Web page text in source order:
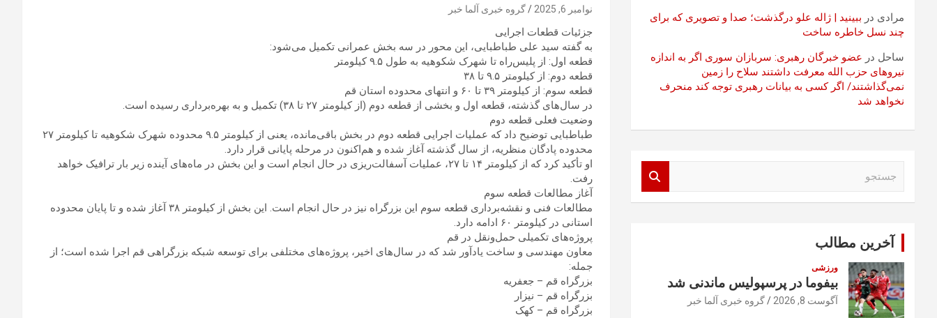
نوامبر 6, 2025 گروه خبری آلما خبر
جزئیات قطعات اجرایی
به گفته سید علی طباطبایی، این محور در سه بخش عمرانی تکمیل می‌شود:
قطعه اول: از پلیس‌راه تا شهرک شکوهیه به طول ۹.۵ کیلومتر
قطعه دوم: از کیلومتر ۹.۵ تا ۳۸
قطعه سوم: از کیلومتر ۳۹ تا ۶۰ و انتهای محدوده استان قم
در سال‌های گذشته، قطعه اول و بخشی از قطعه دوم (از کیلومتر ۲۷ تا ۳۸) تکمیل و به بهره‌برداری رسیده است.
وضعیت فعلی قطعه دوم
طباطبایی توضیح داد که عملیات اجرایی قطعه دوم در بخش باقی‌مانده، یعنی از کیلومتر ۹.۵ محدوده شهرک شکوهیه تا کیلومتر ۲۷
محدوده پادگان منظریه، از سال گذشته آغاز شده و هم‌اکنون در مرحله پایانی قرار دارد.
او تأکید کرد که از کیلومتر ۱۴ تا ۲۷، عملیات آسفالت‌ریزی در حال انجام است و این بخش در ماه‌های آینده زیر بار ترافیک خواهد
رفت.
آغاز مطالعات قطعه سوم
مطالعات فنی و نقشه‌برداری قطعه سوم این بزرگراه نیز در حال انجام است. این بخش از کیلومتر ۳۸ آغاز شده و تا پایان محدوده
استانی در کیلومتر ۶۰ ادامه دارد.
پروژه‌های تکمیلی حمل‌ونقل در قم
معاون مهندسی و ساخت یادآور شد که در سال‌های اخیر، پروژه‌های مختلفی برای توسعه شبکه بزرگراهی قم اجرا شده است؛ از
جمله:
بزرگراه قم – جعفریه
بزرگراه قم – نیزار
بزرگراه قم – کهک
مرادی در ببینید | ژاله علو درگذشت؛ صدا و تصویری که برای
چند نسل خاطره ساخت
ساحل در عضو خبرگان رهبری: سربازان سوری اگر به اندازه
نیروهای حزب الله معرفت داشتند سلاح را زمین
نمی‌گذاشتند/ اگر کسی به بیانات رهبری توجه کند منحرف
نخواهد شد
آخرین مطالب
ورزشی
بیفوما در پرسپولیس ماندنی شد
آگوست 8, 2026 گروه خبری آلما خبر